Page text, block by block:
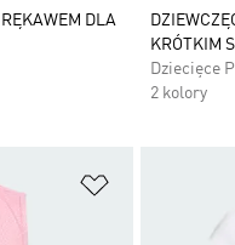
DLA
KRÓTKIM
Dziecięce
2 kolory
Dodaj do listy